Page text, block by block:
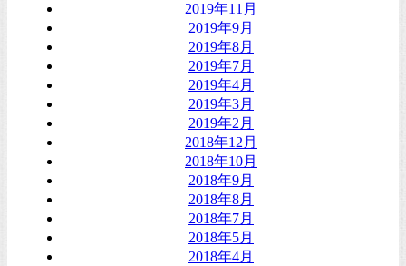
2019年11月
2019年9月
2019年8月
2019年7月
2019年4月
2019年3月
2019年2月
2018年12月
2018年10月
2018年9月
2018年8月
2018年7月
2018年5月
2018年4月